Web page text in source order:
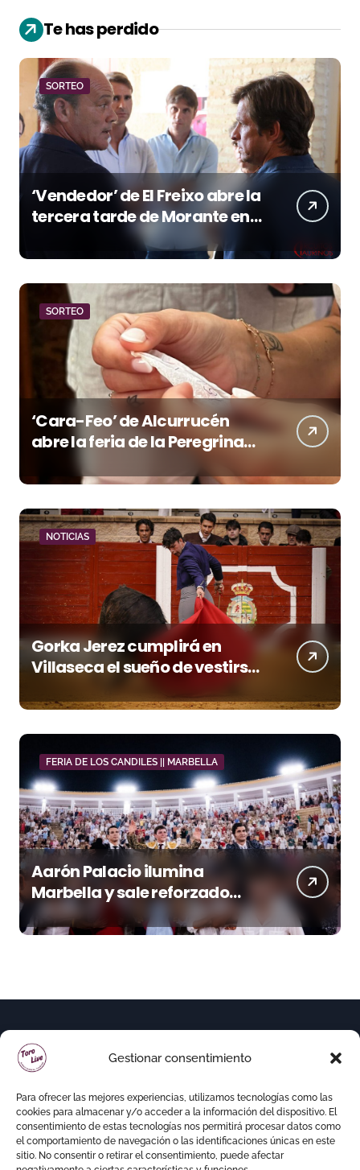
Gestionar consentimiento
Para ofrecer las mejores experiencias, utilizamos tecnologías como las
cookies para almacenar y/o acceder a la información del dispositivo. El
consentimiento de estas tecnologías nos permitirá procesar datos como
el comportamiento de navegación o las identificaciones únicas en este
sitio. No consentir o retirar el consentimiento, puede afectar
Te has perdido
SORTEO
‘Vendedor’ de El Freixo abre la
tercera tarde de Morante en
la temporada portuense
SORTEO
‘Cara-Feo’ de Alcurrucén
abre la feria de la Peregrina
NOTICIAS
Gorka Jerez cumplirá en
Villaseca el sueño de vestirse
de luces ante los suyos
FERIA DE LOS CANDILES || MARBELLA
Aarón Palacio ilumina
Marbella y sale reforzado
junto a Manzanares y
Morante